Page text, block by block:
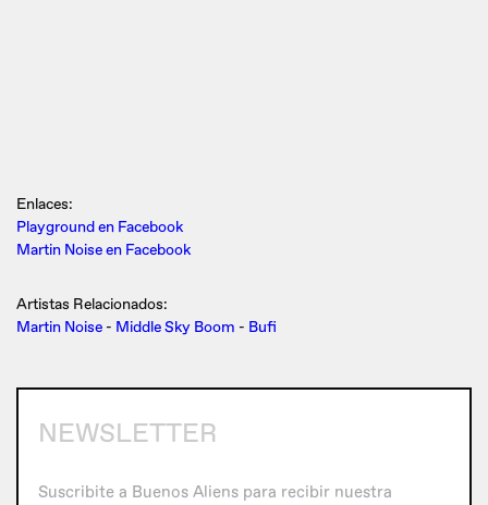
Enlaces:
Playground en Facebook
Martin Noise en Facebook
Artistas Relacionados:
Martin Noise - Middle Sky Boom - Bufi
NEWSLETTER
Suscribite a Buenos Aliens para recibir nuestra